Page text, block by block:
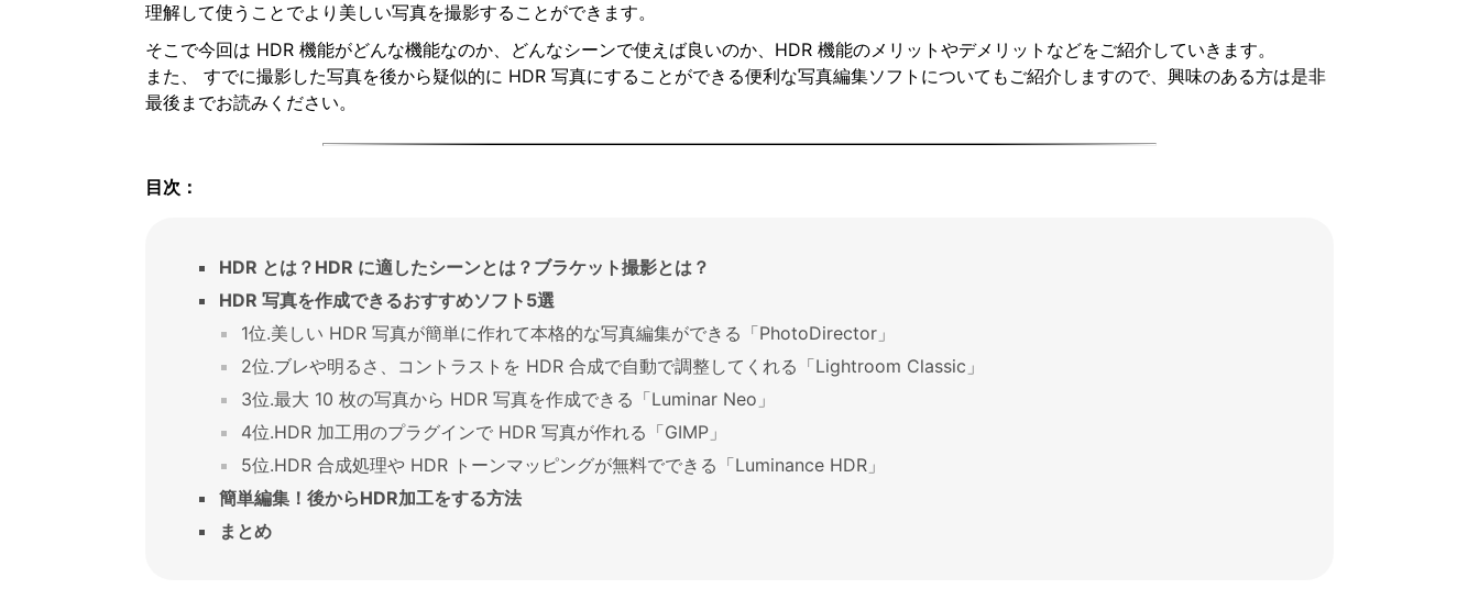
理解して使うことでより美しい写真を撮影することができます。
そこで今回は HDR 機能がどんな機能なのか、どんなシーンで使えば良いのか、HDR 機能のメリットやデメリットなどをご紹介していきます。
また、 すでに撮影した写真を後から疑似的に HDR 写真にすることができる便利な写真編集ソフトについてもご紹介しますので、興味のある方は是非
最後までお読みください。
目次：
HDR とは？HDR に適したシーンとは？ブラケット撮影とは？
HDR 写真を作成できるおすすめソフト5選
1位.美しい HDR 写真が簡単に作れて本格的な写真編集ができる「PhotoDirector」
2位.ブレや明るさ、コントラストを HDR 合成で自動で調整してくれる「Lightroom Classic」
3位.最大 10 枚の写真から HDR 写真を作成できる「Luminar Neo」
4位.HDR 加工用のプラグインで HDR 写真が作れる「GIMP」
5位.HDR 合成処理や HDR トーンマッピングが無料でできる「Luminance HDR」
簡単編集！後からHDR加工をする方法
まとめ